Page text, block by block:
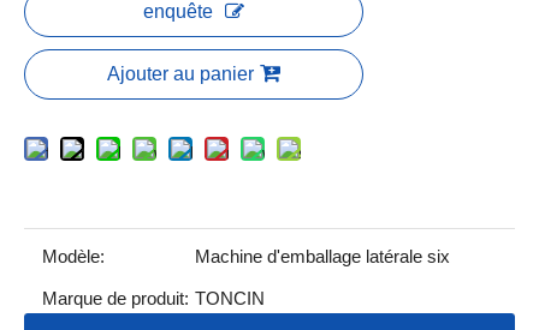
enquête
Ajouter au panier
Modèle: Machine d'emballage latérale six
Marque de produit: TONCIN